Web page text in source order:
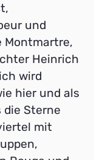
und
Montmartre,
Heinrich
wird
hier und als
Sterne
mit